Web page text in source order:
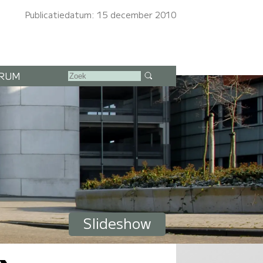
Publicatiedatum: 15 december 2010
Slideshow